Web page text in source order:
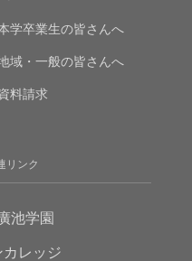
学卒業生の皆さんへ
域・一般の皆さんへ
料請求
リンク
池学園
カレッジ